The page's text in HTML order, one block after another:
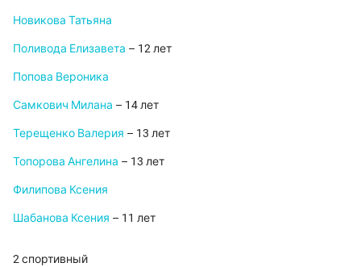
Новикова Татьяна
Поливода Елизавета – 12 лет
Попова Вероника
Самкович Милана – 14 лет
Терещенко Валерия – 13 лет
Топорова Ангелина – 13 лет
Филипова Ксения
Шабанова Ксения – 11 лет
2 спортивный